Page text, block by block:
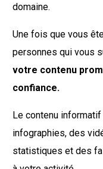
domaine.
Une fois que vous
personnes qui vous
votre contenu
confiance.
Le contenu
infographies, des
statistiques et des